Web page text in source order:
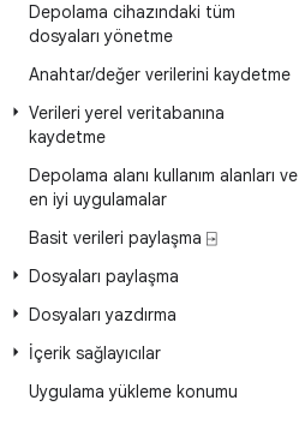
Depolama cihazındaki tüm
dosyaları yönetme
Anahtar/değer verilerini kaydetme
Verileri yerel veritabanına
kaydetme
Depolama alanı kullanım alanları ve
en iyi uygulamalar
Basit verileri paylaşma ⍈
Dosyaları paylaşma
Dosyaları yazdırma
İçerik sağlayıcılar
Uygulama yükleme konumu